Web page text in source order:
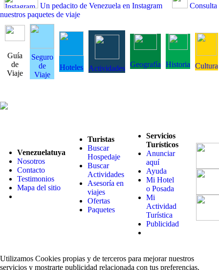
Un pedacito de Venezuela en Instagram
Consulta
nuestros paquetes de viaje
Guía
de
Viaje
Seguro
de
Viaje
Hoteles Actividades Geografía Historia Cultura
Venezuelatuya
Nosotros
Contacto
Testimonios
Mapa del sitio
Turistas
Buscar
Hospedaje
Buscar
Actividades
Asesoría en
viajes
Ofertas
Paquetes
Servicios
Turísticos
Anunciar
aquí
Ayuda
Mi Hotel
o Posada
Mi
Actividad
Turística
Publicidad
Utilizamos Cookies propias y de terceros para mejorar nuestros
servicios y mostrarte publicidad relacionada con tus preferencias.